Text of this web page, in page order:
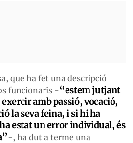
que ha fet una descripció
funcionaris -“estem jutjant
amb passió, vocació,
la seva feina, i si hi ha
estat un error individual, és
-, ha dut a terme una